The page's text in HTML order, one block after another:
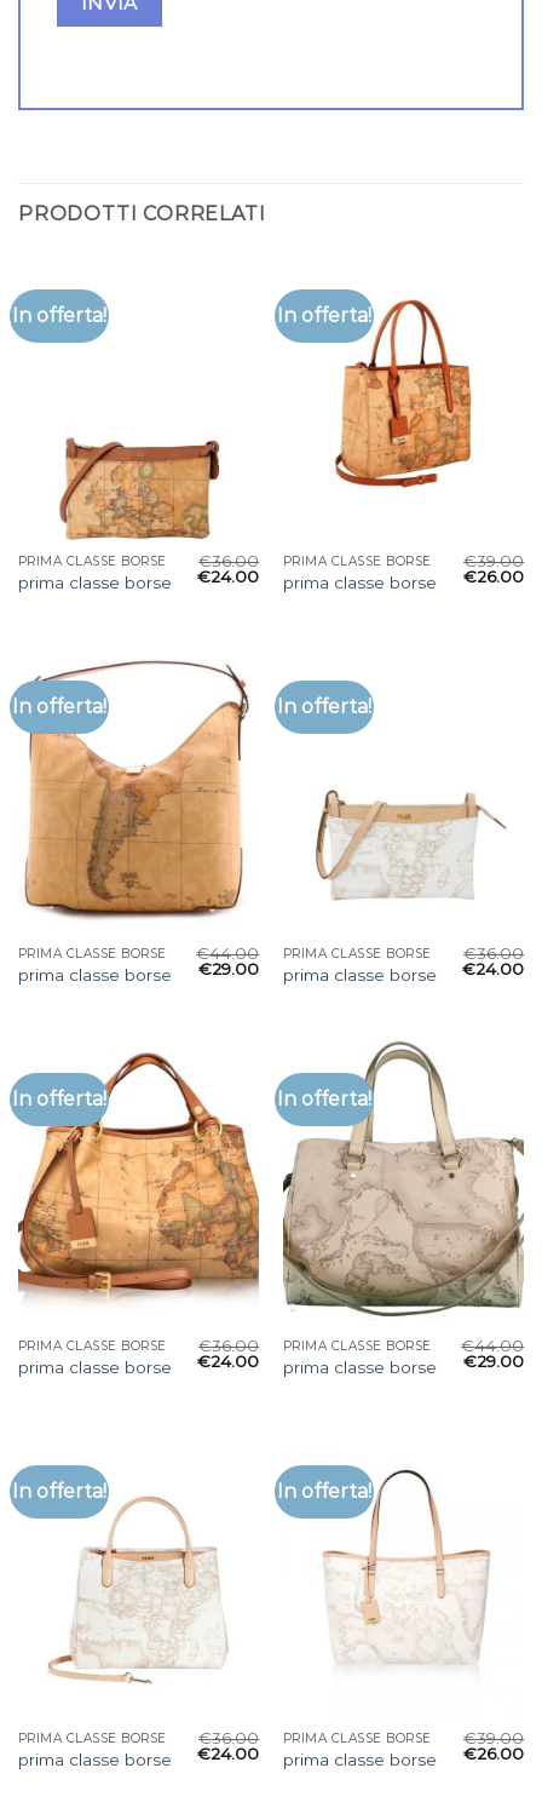
PRODOTTI CORRELATI
In offerta!
PRIMA CLASSE BORSE
prima classe borse
€36.00
€24.00
In offerta!
PRIMA CLASSE BORSE
prima classe borse
€39.00
€26.00
In offerta!
PRIMA CLASSE BORSE
prima classe borse
€44.00
€29.00
In offerta!
PRIMA CLASSE BORSE
prima classe borse
€36.00
€24.00
In offerta!
PRIMA CLASSE BORSE
prima classe borse
€36.00
€24.00
In offerta!
PRIMA CLASSE BORSE
prima classe borse
€44.00
€29.00
In offerta!
PRIMA CLASSE BORSE
prima classe borse
€36.00
€24.00
In offerta!
PRIMA CLASSE BORSE
prima classe borse
€39.00
€26.00